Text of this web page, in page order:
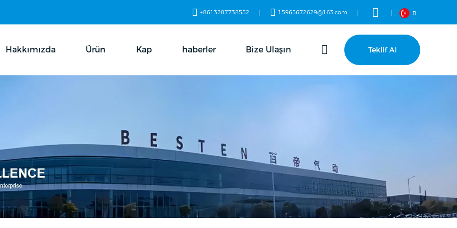
+8613287738552 15965672629@163.com
Hakkımızda Ürün Kap haberler Bize Ulaşın Teklif Al